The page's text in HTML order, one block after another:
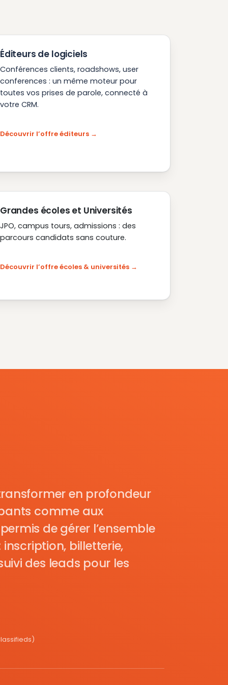
Éditeurs de logiciels
Conférences clients, roadshows, user
conferences : un même moteur pour
toutes vos prises de parole, connecté à
votre CRM.
Découvrir l’offre éditeurs
Grandes écoles et Universités
JPO, campus tours, admissions : des
parcours candidats sans couture.
Découvrir l’offre écoles & universités
en profondeur
comme aux
de gérer l’ensemble
billetterie,
des leads pour les